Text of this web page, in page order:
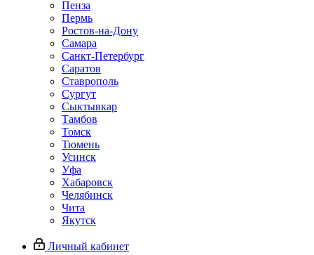
Пенза
Пермь
Ростов-на-Дону
Самара
Санкт-Петербург
Саратов
Ставрополь
Сургут
Сыктывкар
Тамбов
Томск
Тюмень
Усинск
Уфа
Хабаровск
Челябинск
Чита
Якутск
Личный кабинет